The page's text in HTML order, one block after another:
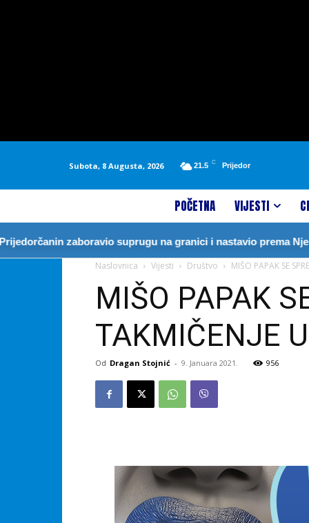
Subota, 8 Augusta, 2026 21.5 C Prijedor
POČETNA VIJESTI
zaboravio suprugu na granici i nastavio prema Njemačkoj
Naslovnica Vijesti Društvo MIŠO PAPAK SE
MIŠO PAPAK
TAKMIČENJE
Od Dragan Stojnić - 9. Januara 2021. 956